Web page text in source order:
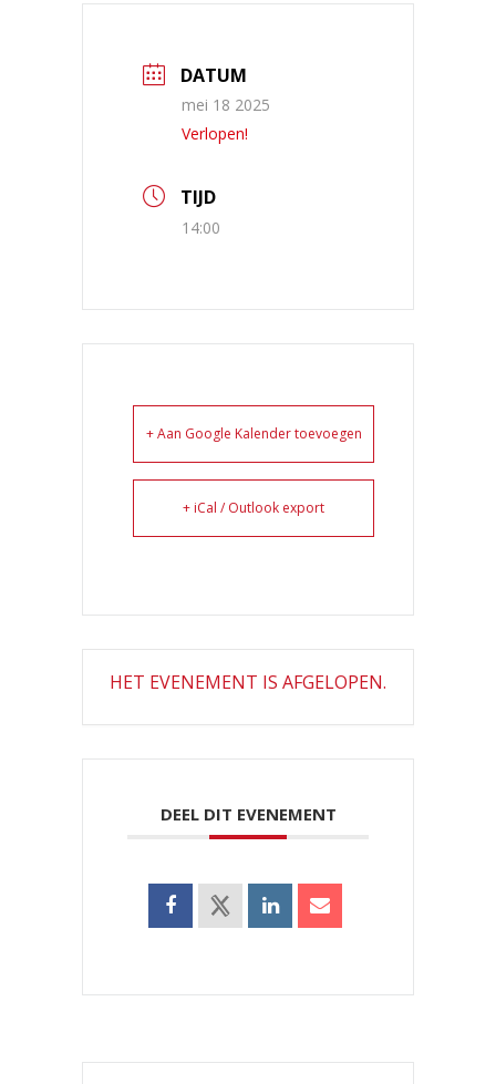
DATUM
mei 18 2025
Verlopen!
TIJD
14:00
+ Aan Google Kalender toevoegen
+ iCal / Outlook export
HET EVENEMENT IS AFGELOPEN.
DEEL DIT EVENEMENT